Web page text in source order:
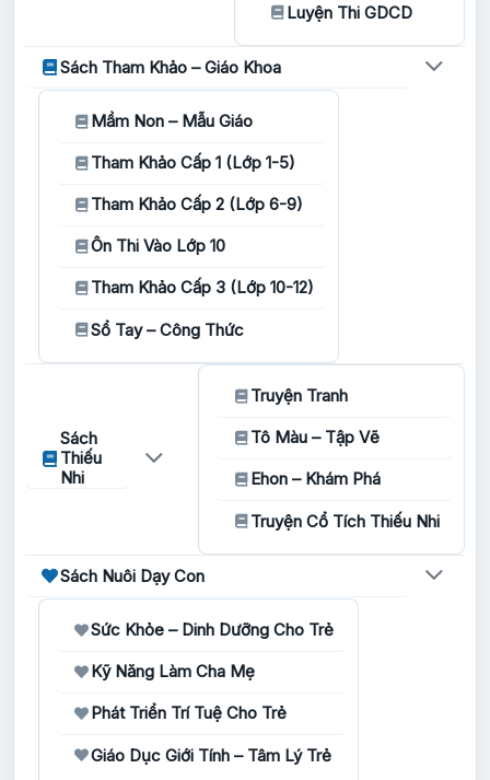
Luyện Thi GDCD
Sách Tham Khảo – Giáo Khoa
Mầm Non – Mẫu Giáo
Tham Khảo Cấp 1 (Lớp 1-5)
Tham Khảo Cấp 2 (Lớp 6-9)
Ôn Thi Vào Lớp 10
Tham Khảo Cấp 3 (Lớp 10-12)
Sổ Tay – Công Thức
Sách
Thiếu
Nhi
Truyện Tranh
Tô Màu – Tập Vẽ
Ehon – Khám Phá
Truyện Cổ Tích Thiếu Nhi
Sách Nuôi Dạy Con
Sức Khỏe – Dinh Dưỡng Cho Trẻ
Kỹ Năng Làm Cha Mẹ
Phát Triển Trí Tuệ Cho Trẻ
Giáo Dục Giới Tính – Tâm Lý Trẻ